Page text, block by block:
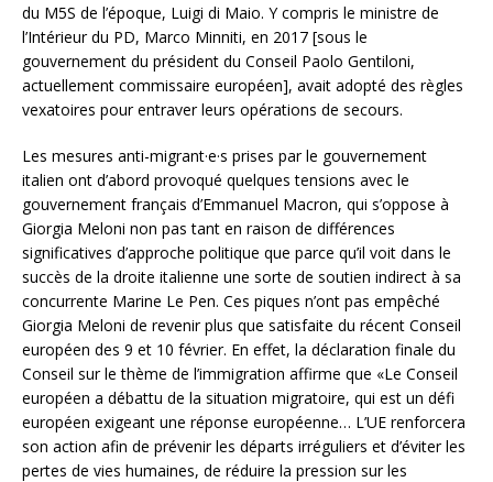
du M5S de l’époque, Luigi di Maio. Y compris le ministre de
l’Intérieur du PD, Marco Minniti, en 2017 [sous le
gouvernement du président du Conseil Paolo Gentiloni,
actuellement commissaire européen], avait adopté des règles
vexatoires pour entraver leurs opérations de secours.
Les mesures anti-migrant·e·s prises par le gouvernement
italien ont d’abord provoqué quelques tensions avec le
gouvernement français d’Emmanuel Macron, qui s’oppose à
Giorgia Meloni non pas tant en raison de différences
significatives d’approche politique que parce qu’il voit dans le
succès de la droite italienne une sorte de soutien indirect à sa
concurrente Marine Le Pen. Ces piques n’ont pas empêché
Giorgia Meloni de revenir plus que satisfaite du récent Conseil
européen des 9 et 10 février. En effet, la déclaration finale du
Conseil sur le thème de l’immigration affirme que «Le Conseil
européen a débattu de la situation migratoire, qui est un défi
européen exigeant une réponse européenne… L’UE renforcera
son action afin de prévenir les départs irréguliers et d’éviter les
pertes de vies humaines, de réduire la pression sur les